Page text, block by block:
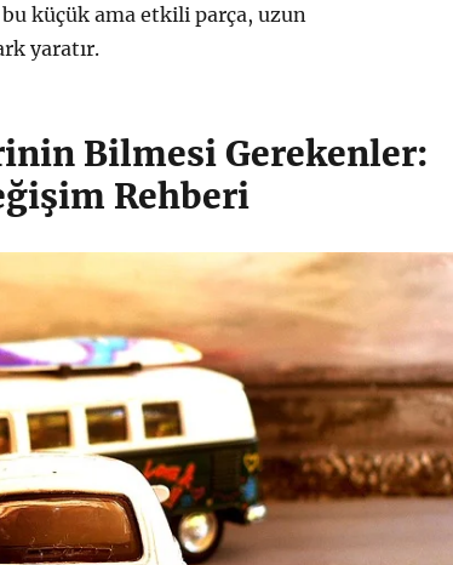
küçük ama etkili parça, uzun
yaratır.
Bilmesi Gerekenler:
Rehberi